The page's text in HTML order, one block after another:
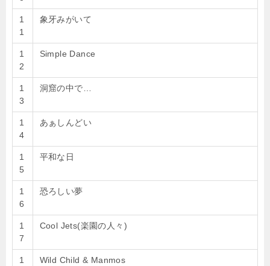
1
1
象牙みがいて
1
2
Simple Dance
1
3
洞窟の中で…
1
4
あぁしんどい
1
5
平和な日
1
6
恐ろしい夢
1
7
Cool Jets(楽園の人々)
1
Wild Child & Manmos